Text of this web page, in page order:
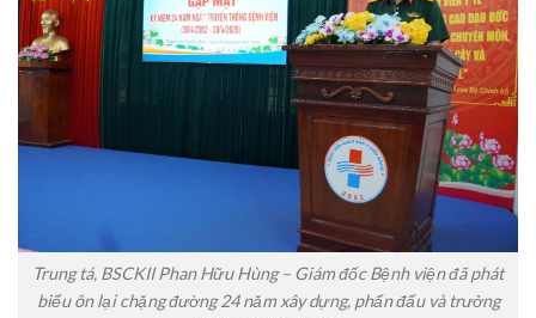
Trung tá, BSCKII Phan Hữu Hùng – Giám đốc Bệnh viện đã phát
biểu ôn lại chặng đường 24 năm xây dựng, phấn đấu và trưởng